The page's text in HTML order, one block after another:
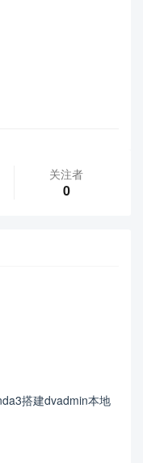
关注者
0
搭建dvadmin本地